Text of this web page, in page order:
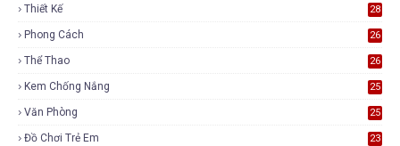
Thiết Kế 28
Phong Cách 26
Thể Thao 26
Kem Chống Nắng 25
Văn Phòng 25
Đồ Chơi Trẻ Em 23